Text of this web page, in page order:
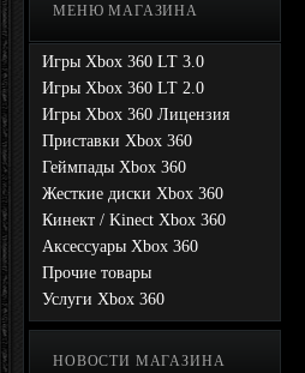
МЕНЮ МАГАЗИНА
Игры Xbox 360 LT 3.0
Игры Xbox 360 LT 2.0
Игры Xbox 360 Лицензия
Приставки Xbox 360
Геймпады Xbox 360
Жесткие диски Xbox 360
Кинект / Kinect Xbox 360
Аксессуары Xbox 360
Прочие товары
Услуги Xbox 360
НОВОСТИ МАГАЗИНА